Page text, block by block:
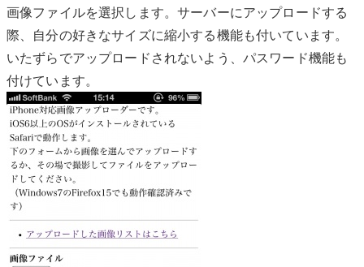
画像ファイルを選択します。サーバーにアップロードする
際、自分の好きなサイズに縮小する機能も付いています。
いたずらでアップロードされないよう、パスワード機能も
付けています。